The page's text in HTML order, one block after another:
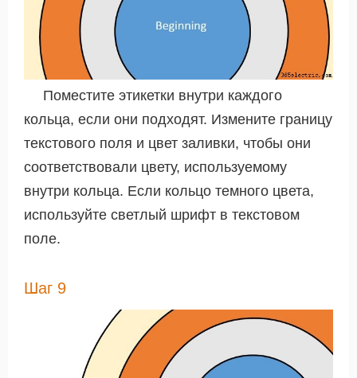
Поместите этикетки внутри каждого
кольца, если они подходят. Измените границу
текстового поля и цвет заливки, чтобы они
соответствовали цвету, используемому
внутри кольца. Если кольцо темного цвета,
используйте светлый шрифт в текстовом
поле.
Шаг 9